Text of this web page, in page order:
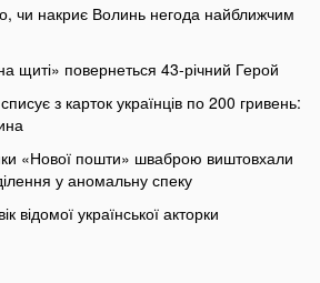
чи накриє Волинь негода найближчим
щиті» повернеться 43-річний Герой
з карток українців по 200 гривень:
«Нової пошти» шваброю виштовхали
у аномальну спеку
відомої української акторки